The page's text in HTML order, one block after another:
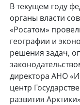
В текущем году
органы власти
«Росатом»
географии и
решения задач,
директора АНО
центр
развития